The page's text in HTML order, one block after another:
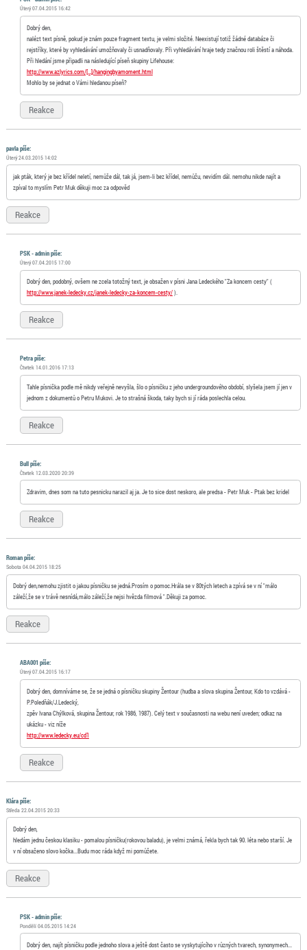
Úterý 07.04.2015 16:42
Dobrý den,
nalézt text písně, pokud je znám pouze fragment textu, je velmi složité. Neexistují totiž žádné databáze či
rejstříky, které by vyhledávání umožňovaly či usnadňovaly. Při vyhledávání hraje tedy značnou roli štěstí a náhoda.
Při hledání jsme připadli na následující píseň skupiny Lifehouse:
http://www.azlyrics.com/[…]/hangingbyamoment.html
Mohlo by se jednat o Vámi hledanou píseň?
Reakce
pavla píše:
Úterý 24.03.2015 14:02
jak pták, který je bez křídel neletí, nemůže dál, tak já, jsem-li bez křídel, nemůžu, nevidím dál. nemohu nikde najít a
zpíval to myslím Petr Muk děkuji moc za odpověd
Reakce
PSK - admin píše:
Úterý 07.04.2015 17:00
Dobrý den, podobný, ovšem ne zcela totožný text, je obsažen v písni Jana Ledeckého "Za koncem cesty" (
http://www.janek-ledecky.cz/janek-ledecky-za-koncem-cesty/).
Reakce
Petra píše:
Čtvrtek 14.01.2016 17:13
Tahle písnička podle mě nikdy veřejně nevyšla, šlo o písničku z jeho undergroundového období, slyšela jsem jí jen v
jednom z dokumentů o Petru Mukovi. Je to strašná škoda, taky bych si jí ráda poslechla celou.
Reakce
Bull píše:
Čtvrtek 12.03.2020 20:39
Zdravim, dnes som na tuto pesnicku narazil aj ja. Je to sice dost neskoro, ale predsa - Petr Muk - Ptak bez kridel
Reakce
Roman píše:
Sobota 04.04.2015 18:25
Dobrý den,nemohu zjistit o jakou písničku se jedná.Prosím o pomoc.Hrála se v 80tých letech a zpívá se v ní "málo
záleží,že se v trávě nesnídá,málo záleží,že nejsi hvězda filmová ".Děkuji za pomoc.
Reakce
ABA001 píše:
Úterý 07.04.2015 16:17
Dobrý den, domníváme se, že se jedná o písničku skupiny Žentour (hudba a slova skupina Žentour, Kdo to vzdává -
P.Poledňák/J.Ledecký,
zpěv Ivana Chýlková, skupina Žentour, rok 1986, 1987). Celý text v současnosti na webu není uveden; odkaz na
ukázku - viz níže
http://www.ledecky.eu/cd1
Reakce
Klára píše:
Středa 22.04.2015 20:33
Dobrý den,
hledám jednu českou klasiku - pomalou písničku(rokovou baladu), je velmi známá, řekla bych tak 90. léta nebo starší. Je
v ní obsaženo slovo kočka...Budu moc ráda když mi pomůžete.
Reakce
PSK - admin píše:
Pondělí 04.05.2015 14:24
Dobrý den, najít písničku podle jednoho slova a ještě dost často se vyskytujícího v různých tvarech, synonymech...